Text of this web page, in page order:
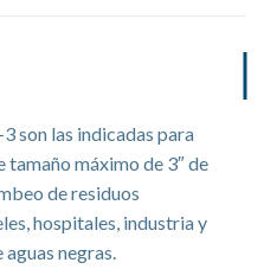
son las indicadas para
máximo de 3″ de
de residuos
hospitales, industria y
negras.